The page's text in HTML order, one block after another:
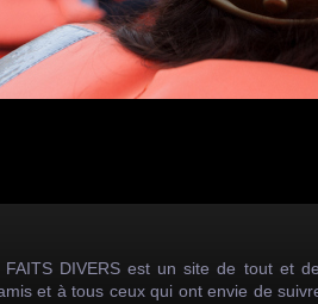
FAITS DIVERS est un site de tout et
et à tous ceux qui ont envie de